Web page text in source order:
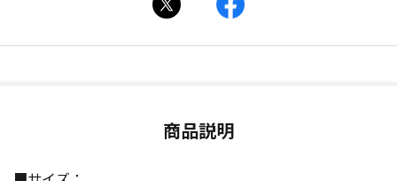
商品説明